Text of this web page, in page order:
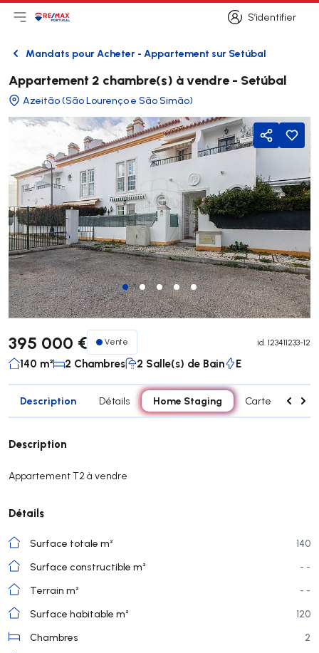
S’identifier
S’identifier
Ouvrir le menu principal
LogoAller à la page d’accueil
RetourMandats pour Acheter - Appartement sur Setúbal
Appartement 2 chambre(s) à vendre - Setúbal
Azeitão (São Lourenço e São Simão)
Partager
395 000 € Vente id. 123411233-12
140 m² 2 Chambres 2 Salle(s) de Bain E
Description Détails Home Staging Carte
Description
Appartement T2 à vendre
Détails
Surface totale m²
140
Surface constructible m²
- -
Terrain m²
- -
Surface habitable m²
120
Chambres
2